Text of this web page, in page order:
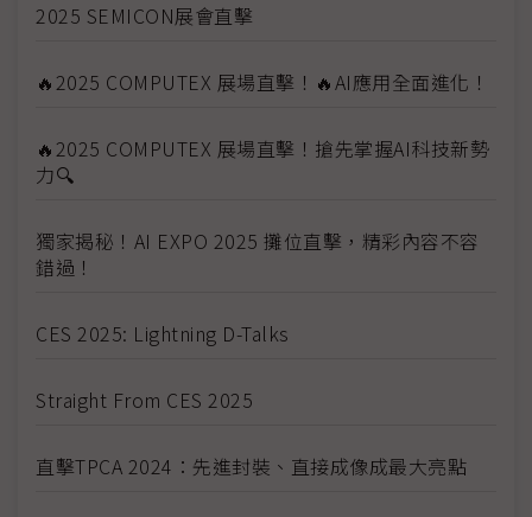
2025 SEMICON展會直擊
🔥2025 COMPUTEX 展場直擊！🔥AI應用全面進化！
🔥2025 COMPUTEX 展場直擊！搶先掌握AI科技新勢
力🔍
獨家揭秘！AI EXPO 2025 攤位直擊，精彩內容不容
錯過！
CES 2025: Lightning D-Talks
Straight From CES 2025
直擊TPCA 2024：先進封裝、直接成像成最大亮點